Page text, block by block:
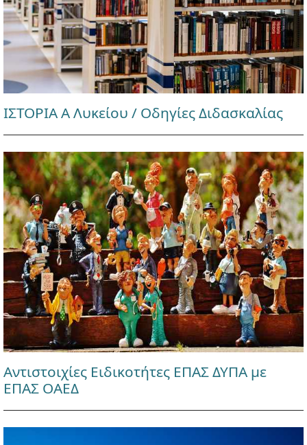
ΙΣΤΟΡΙΑ Α Λυκείου / Οδηγίες Διδασκαλίας
Αντιστοιχίες Ειδικοτήτες ΕΠΑΣ ΔΥΠΑ με
ΕΠΑΣ ΟΑΕΔ